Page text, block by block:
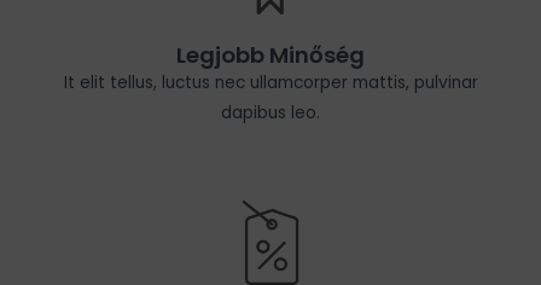
Legjobb Minőség
It elit tellus, luctus nec ullamcorper mattis, pulvinar
dapibus leo.